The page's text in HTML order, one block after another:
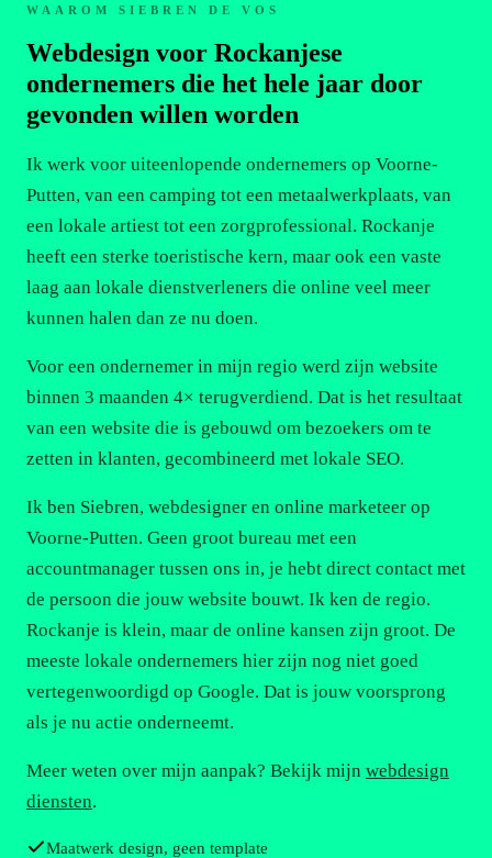
WAAROM SIEBREN DE VOS
Webdesign voor Rockanjese
ondernemers die het hele jaar door
gevonden willen worden
Ik werk voor uiteenlopende ondernemers op Voorne-
Putten, van een camping tot een metaalwerkplaats, van
een lokale artiest tot een zorgprofessional. Rockanje
heeft een sterke toeristische kern, maar ook een vaste
laag aan lokale dienstverleners die online veel meer
kunnen halen dan ze nu doen.
Voor een ondernemer in mijn regio werd zijn website
binnen 3 maanden 4× terugverdiend. Dat is het resultaat
van een website die is gebouwd om bezoekers om te
zetten in klanten, gecombineerd met lokale SEO.
Ik ben Siebren, webdesigner en online marketeer op
Voorne-Putten. Geen groot bureau met een
accountmanager tussen ons in, je hebt direct contact met
de persoon die jouw website bouwt. Ik ken de regio.
Rockanje is klein, maar de online kansen zijn groot. De
meeste lokale ondernemers hier zijn nog niet goed
vertegenwoordigd op Google. Dat is jouw voorsprong
als je nu actie onderneemt.
Meer weten over mijn aanpak? Bekijk mijn webdesign
diensten.
Maatwerk design, geen template